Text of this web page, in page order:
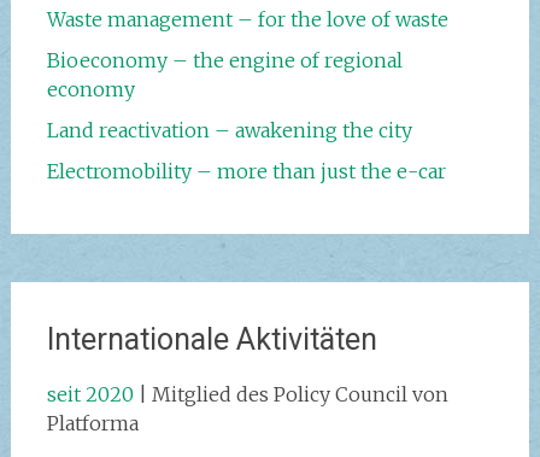
Waste management – for the love of waste
Bioeconomy – the engine of regional
economy
Land reactivation – awakening the city
Electromobility – more than just the e-car
Internationale Aktivitäten
seit 2020 | Mitglied des Policy Council von
Platforma